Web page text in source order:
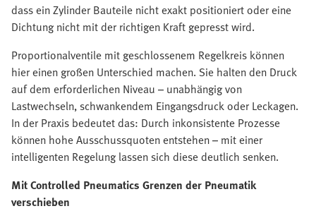
dass ein Zylinder Bauteile nicht exakt positioniert oder eine
Dichtung nicht mit der richtigen Kraft gepresst wird.
Proportionalventile mit geschlossenem Regelkreis können
hier einen großen Unterschied machen. Sie halten den Druck
auf dem erforderlichen Niveau – unabhängig von
Lastwechseln, schwankendem Eingangsdruck oder Leckagen.
In der Praxis bedeutet das: Durch inkonsistente Prozesse
können hohe Ausschussquoten entstehen – mit einer
intelligenten Regelung lassen sich diese deutlich senken.
Mit Controlled Pneumatics Grenzen der Pneumatik
verschieben